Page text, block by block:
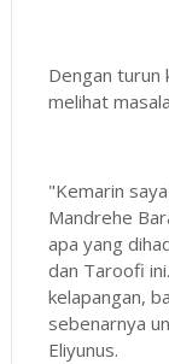
Dengan turun
melihat
"Kemarin
Mandrehe
apa yang
dan Taroofi
kelapangan,
sebenarnya
Eliyunus.